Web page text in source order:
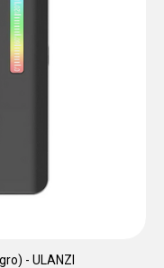
- ULANZI